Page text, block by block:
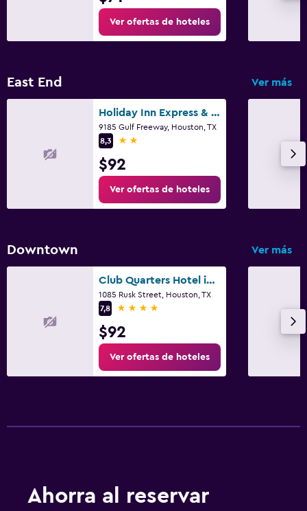
Ver ofertas de hoteles
East End Ver más
Holiday Inn Express & Suites Houston - Hobby Airport Area By IHG
9185 Gulf Freeway, Houston, TX
8,3
2 estrellas
$92
Ver ofertas de hoteles
Downtown Ver más
Club Quarters Hotel in Houston
1085 Rusk Street, Houston, TX
7,8
4 estrellas
$92
Ver ofertas de hoteles
Ahorra al reservar